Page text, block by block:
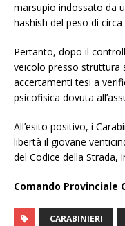
marsupio indossato da
hashish del peso di
Pertanto, dopo il
veicolo presso struttura
accertamenti tesi a
psicofisica dovuta
All’esito positivo, i
libertà il giovane
del Codice della Strada,
Comando Provinciale
CARABINIERI